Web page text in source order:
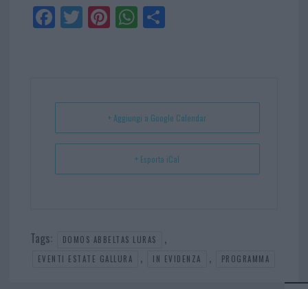
Fa
ce
Tw
itt
Pi
nt
t
W
ha
p
Sh
+ Aggiungi a Google Calendar
+ Esporta iCal
Tags: DOMOS ABBELTAS LURAS ,
EVENTI ESTATE GALLURA , IN EVIDENZA , PROGRAMMA